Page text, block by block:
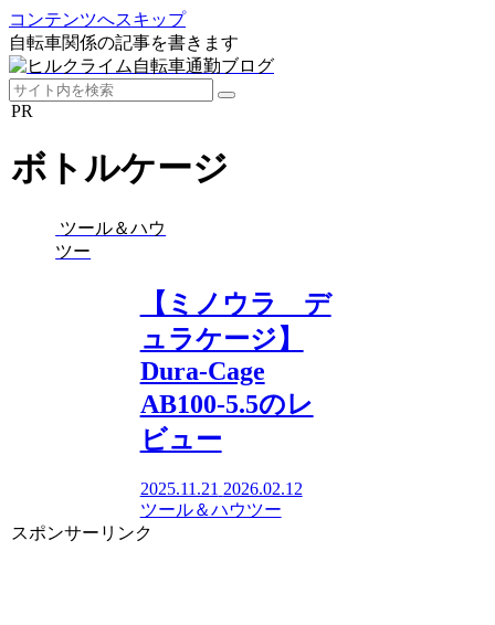
コンテンツへスキップ
自転車関係の記事を書きます
PR
ボトルケージ
ツール＆ハウ
ツー
【ミノウラ デ
ュラケージ】
Dura-Cage
AB100-5.5のレ
ビュー
2025.11.21 2026.02.12
ツール＆ハウツー
スポンサーリンク